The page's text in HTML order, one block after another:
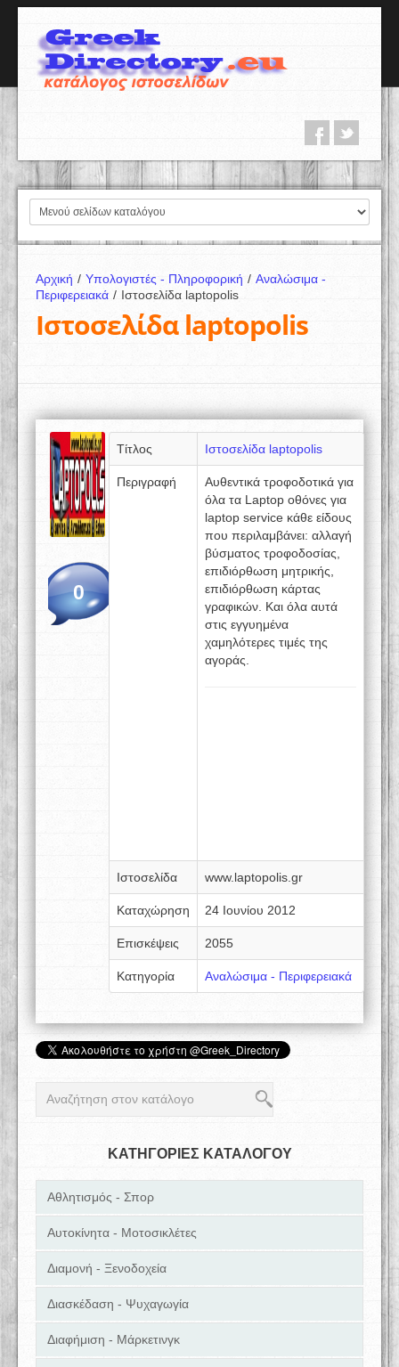
Αρχική / Υπολογιστές - Πληροφορική / Αναλώσιμα -
Περιφερειακά / Ιστοσελίδα laptopolis
Ιστοσελίδα laptopolis
0
Τίτλος Ιστοσελίδα laptopolis
Περιγραφή
Αυθεντικά τροφοδοτικά για
όλα τα Laptop οθόνες για
laptop service κάθε είδους
που περιλαμβάνει: αλλαγή
βύσματος τροφοδοσίας,
επιδιόρθωση μητρικής,
επιδιόρθωση κάρτας
γραφικών. Και όλα αυτά
στις εγγυημένα
χαμηλότερες τιμές της
αγοράς.
Ιστοσελίδα www.laptopolis.gr
Καταχώρηση 24 Ιουνίου 2012
Επισκέψεις 2055
Κατηγορία Αναλώσιμα - Περιφερειακά
ΚΑΤΗΓΟΡΙΕΣ ΚΑΤΑΛΟΓΟΥ
Αθλητισμός - Σπορ
Αυτοκίνητα - Μοτοσικλέτες
Διαμονή - Ξενοδοχεία
Διασκέδαση - Ψυχαγωγία
Διαφήμιση - Μάρκετινγκ